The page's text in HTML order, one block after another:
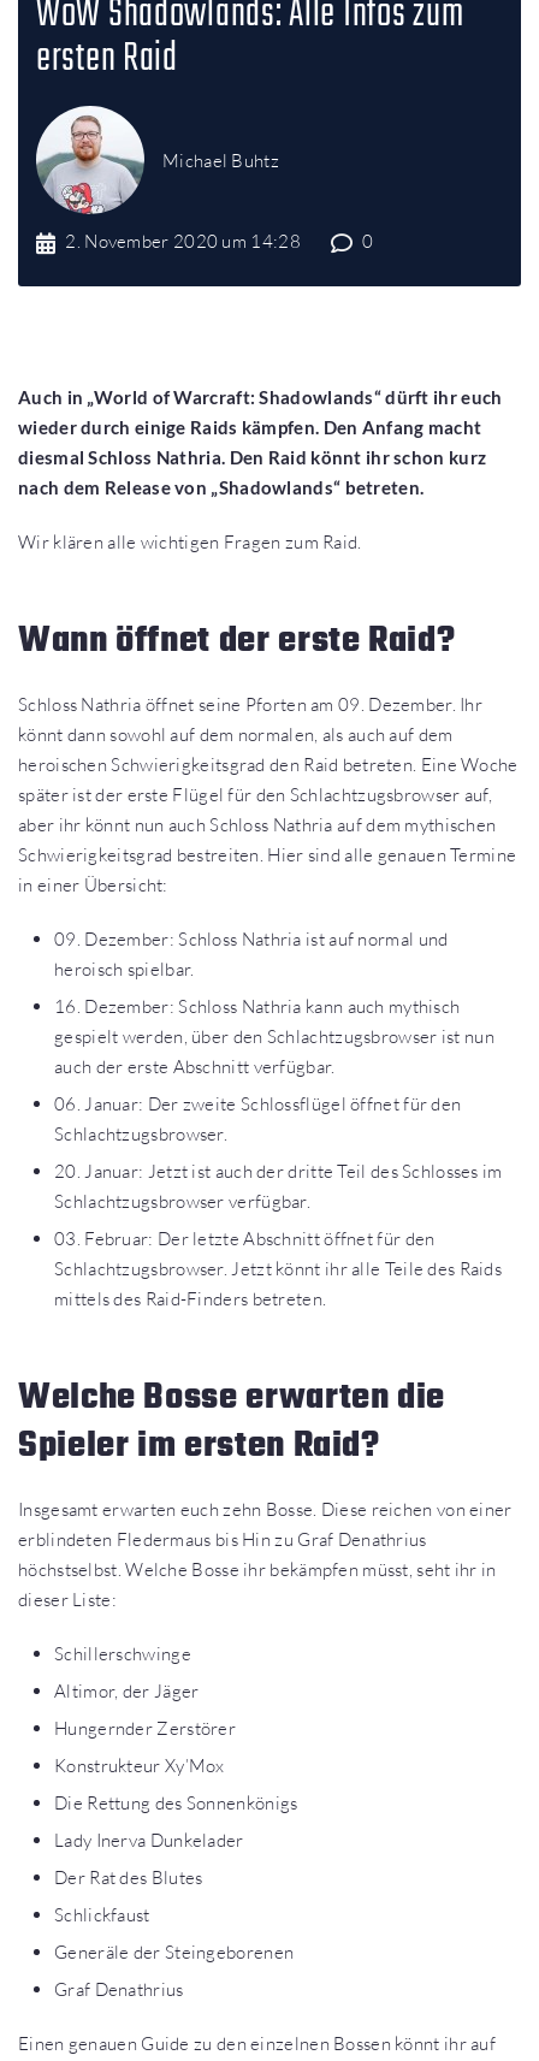
WoW Shadowlands: Alle Infos zum
ersten Raid
Michael Buhtz
2. November 2020 um 14:28 0
Auch in „World of Warcraft: Shadowlands“ dürft ihr euch
wieder durch einige Raids kämpfen. Den Anfang macht
diesmal Schloss Nathria. Den Raid könnt ihr schon kurz
nach dem Release von „Shadowlands“ betreten.
Wir klären alle wichtigen Fragen zum Raid.
Wann öffnet der erste Raid?
Schloss Nathria öffnet seine Pforten am 09. Dezember. Ihr
könnt dann sowohl auf dem normalen, als auch auf dem
heroischen Schwierigkeitsgrad den Raid betreten. Eine Woche
später ist der erste Flügel für den Schlachtzugsbrowser auf,
aber ihr könnt nun auch Schloss Nathria auf dem mythischen
Schwierigkeitsgrad bestreiten. Hier sind alle genauen Termine
in einer Übersicht:
09. Dezember: Schloss Nathria ist auf normal und
heroisch spielbar.
16. Dezember: Schloss Nathria kann auch mythisch
gespielt werden, über den Schlachtzugsbrowser ist nun
auch der erste Abschnitt verfügbar.
06. Januar: Der zweite Schlossflügel öffnet für den
Schlachtzugsbrowser.
20. Januar: Jetzt ist auch der dritte Teil des Schlosses im
Schlachtzugsbrowser verfügbar.
03. Februar: Der letzte Abschnitt öffnet für den
Schlachtzugsbrowser. Jetzt könnt ihr alle Teile des Raids
mittels des Raid-Finders betreten.
Welche Bosse erwarten die
Spieler im ersten Raid?
Insgesamt erwarten euch zehn Bosse. Diese reichen von einer
erblindeten Fledermaus bis Hin zu Graf Denathrius
höchstselbst. Welche Bosse ihr bekämpfen müsst, seht ihr in
dieser Liste:
Schillerschwinge
Altimor, der Jäger
Hungernder Zerstörer
Konstrukteur Xy’Mox
Die Rettung des Sonnenkönigs
Lady Inerva Dunkelader
Der Rat des Blutes
Schlickfaust
Generäle der Steingeborenen
Graf Denathrius
Einen genauen Guide zu den einzelnen Bossen könnt ihr auf